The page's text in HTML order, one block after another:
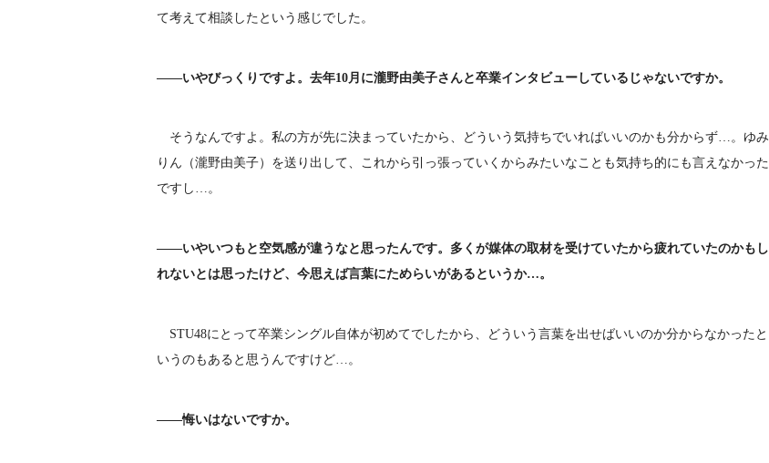
て考えて相談したという感じでした。
――いやびっくりですよ。去年10月に瀧野由美子さんと卒業インタビューしているじゃないですか。
そうなんですよ。私の方が先に決まっていたから、どういう気持ちでいればいいのかも分からず…。ゆみ
りん（瀧野由美子）を送り出して、これから引っ張っていくからみたいなことも気持ち的にも言えなかった
ですし…。
――いやいつもと空気感が違うなと思ったんです。多くが媒体の取材を受けていたから疲れていたのかもし
れないとは思ったけど、今思えば言葉にためらいがあるというか…。
STU48にとって卒業シングル自体が初めてでしたから、どういう言葉を出せばいいのか分からなかったと
いうのもあると思うんですけど…。
――悔いはないですか。